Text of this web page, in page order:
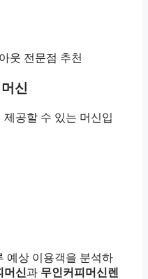
웃 전문점 추천
신
공할 수 있는 머신입
예상 이용객을 분석하
머신과 무인커피머신렌